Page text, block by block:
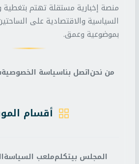
منصة إخبارية مستقلة تهتم بتغطية
السياسية والاقتصادية على
بموضوعية وعمق.
من نحناتصل بناسياسة الخصوصية
أقسام
المجلس بيتكلمملعب السياسة